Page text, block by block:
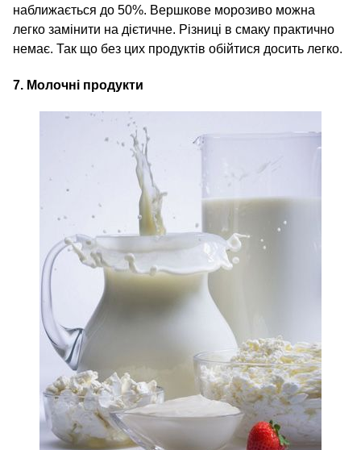
наближається до 50%. Вершкове морозиво можна
легко замінити на дієтичне. Різниці в смаку практично
немає. Так що без цих продуктів обійтися досить легко.
7. Молочні продукти